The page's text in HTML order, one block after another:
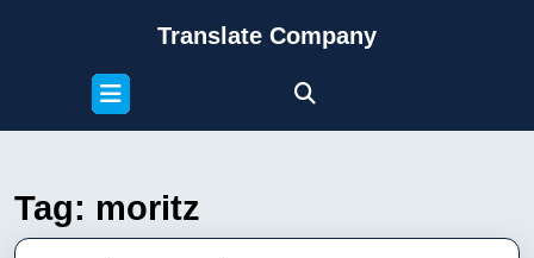
Translate Company
Open
Button
Tag: moritz